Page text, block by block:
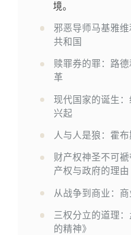
境。
邪恶导师马基雅
共和国
赎罪券的罪：路
革
现代国家的诞生
兴起
人与人是狼：霍
财产权神圣不可
产权与政府的理由
从战争到商业：
三权分立的道理
的精神》